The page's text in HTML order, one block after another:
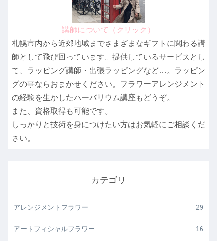
講師について（クリック）
札幌市内から近郊地域までさまざまなギフトに関わる講
師として飛び回っています。提供しているサービスとし
て、ラッピング講師・出張ラッピングなど…。ラッピン
グの事ならおまかせください。フラワーアレンジメント
の経験を生かしたハーバリウム講座もどうぞ。
また、資格取得も可能です。
しっかりと技術を身につけたい方はお気軽にご相談くだ
さい。
カテゴリ
アレンジメントフラワー 29
アートフィシャルフラワー 16